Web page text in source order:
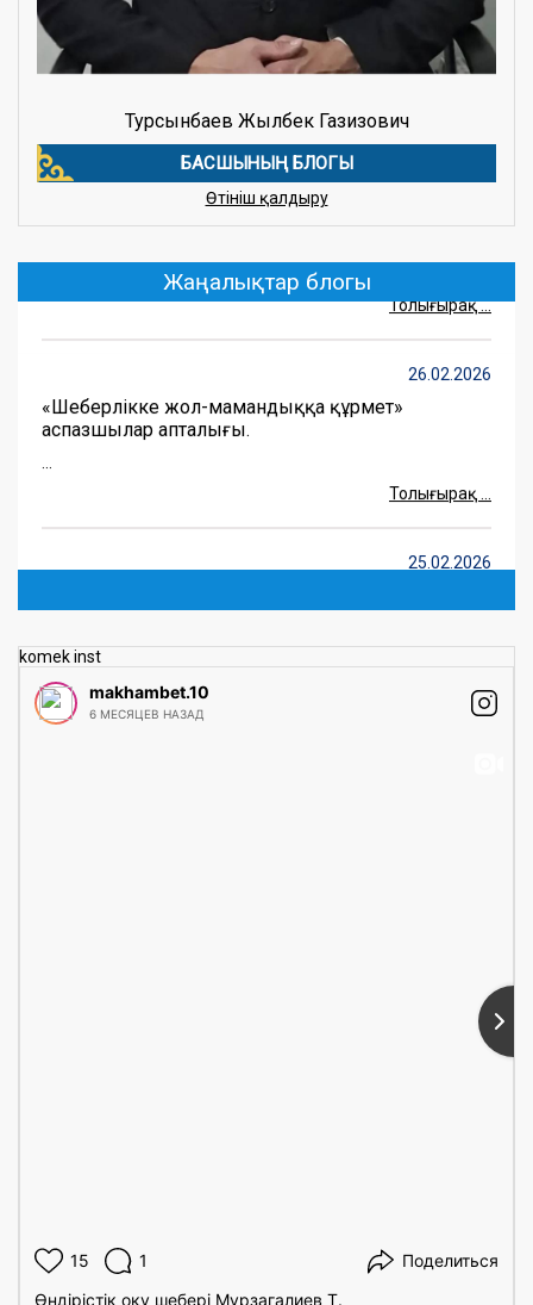
Турсынбаев Жылбек Газизович
БАСШЫНЫҢ БЛОГЫ
Өтініш қалдыру
Жаңалықтар блогы
27.02.2026
«Зорлық-зомбылықсыз өмір – біздің
таңдауымыз»
(more…) ...
Толығырақ ...
26.02.2026
«Шеберлікке жол-мамандыққа құрмет»
аспазшылар апталығы.
Толығырақ ...
25.02.2026
Толығырақ ...
05.05.2025
komek inst
makhambet.10
6 МЕСЯЦЕВ НАЗАД
15 1
Поделиться
Өндірістік оқу шебері Мурзагалиев Т.